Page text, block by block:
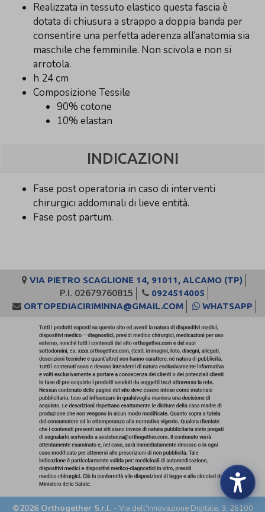
Realizzata in tessuto elastico questa fascia è
dotata di chiusura a strappo a doppia banda per
consentire una perfetta aderenza all’anatomia sia
maschile che femminile. Non scivola e non si
arrotola.
h 24 cm
Composizione Tessile
90% cotone
10% elastan
INDICAZIONI
Fase post operatoria in caso di interventi
chirurgici addominali di lieve entità.
Fase post partum.
VIA PIETRO SCAGLIONE 14, 91011, ALCAMO (TP)
P.I. 02679760815
0924514005
ORTOPEDIACIRIMINNA@GMAIL.COM
WHATSAPP
©2026 Orthogether S.r.l. - Via dell'Innovazione Digitale, 3, 26100